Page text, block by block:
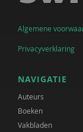
Algemene
Privacyverklaring
NAVIGATIE
Auteurs
Boeken
Vakbladen